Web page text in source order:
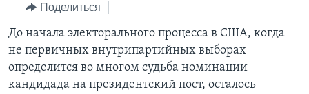
навигации
Перейти
поиск
ИТОГИ
ПОЧЕМУ ЭТО ВАЖНО?
ДИСКУССИЯ VOA
ДЕТАЛИ
НАША АМЕРИКАНСКАЯ ИСТОРИЯ
А КАК В АМЕРИКЕ?
АРТЕФАКТЫ
АМЕРИКАНСКИЕ ГОРОДКИ
ИНТЕРВЬЮ
ФАКТЫ ПРОТИВ ФЕЙКОВ
ЗА СВОБОДУ ПРЕССЫ
УЧИМ АНГЛИЙСКИЙ
Поделиться
До начала электорального процесса в США, когда
не первичных внутрипартийных выборах
определится во многом судьба номинации
кандидада на президентский пост, осталось